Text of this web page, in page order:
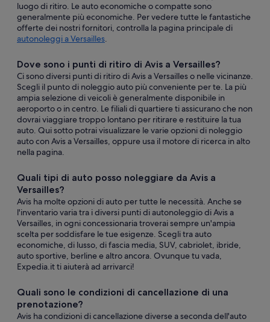
luogo di ritiro. Le auto economiche o compatte sono
generalmente più economiche. Per vedere tutte le fantastiche
offerte dei nostri fornitori, controlla la pagina principale di
autonoleggi a Versailles.
Dove sono i punti di ritiro di Avis a Versailles?
Ci sono diversi punti di ritiro di Avis a Versailles o nelle vicinanze.
Scegli il punto di noleggio auto più conveniente per te. La più
ampia selezione di veicoli è generalmente disponibile in
aeroporto o in centro. Le filiali di quartiere ti assicurano che non
dovrai viaggiare troppo lontano per ritirare e restituire la tua
auto. Qui sotto potrai visualizzare le varie opzioni di noleggio
auto con Avis a Versailles, oppure usa il motore di ricerca in alto
nella pagina.
Quali tipi di auto posso noleggiare da Avis a
Versailles?
Avis ha molte opzioni di auto per tutte le necessità. Anche se
l'inventario varia tra i diversi punti di autonoleggio di Avis a
Versailles, in ogni concessionaria troverai sempre un'ampia
scelta per soddisfare le tue esigenze. Scegli tra auto
economiche, di lusso, di fascia media, SUV, cabriolet, ibride,
auto sportive, berline e altro ancora. Ovunque tu vada,
Expedia.it ti aiuterà ad arrivarci!
Quali sono le condizioni di cancellazione di una
prenotazione?
Avis ha condizioni di cancellazione diverse a seconda dell'auto